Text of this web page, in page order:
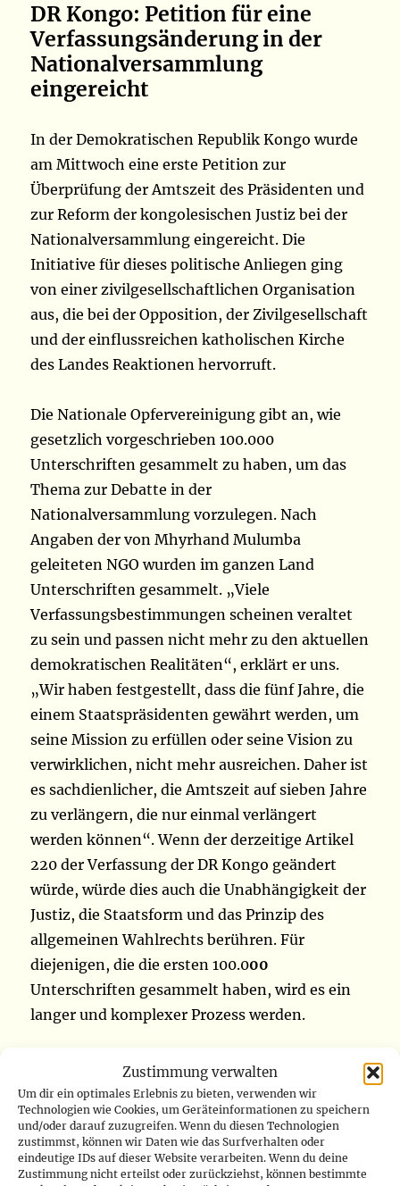
Zustimmung verwalten
Um dir ein optimales Erlebnis zu bieten, verwenden wir
Technologien wie Cookies, um Geräteinformationen zu speichern
und/oder darauf zuzugreifen. Wenn du diesen Technologien
zustimmst, können wir Daten wie das Surfverhalten oder
eindeutige IDs auf dieser Website verarbeiten. Wenn du deine
Zustimmung nicht erteilst oder zurückziehst, können bestimmte
DR Kongo: Petition für eine
Verfassungsänderung in der
Nationalversammlung
eingereicht
In der Demokratischen Republik Kongo wurde
am Mittwoch eine erste Petition zur
Überprüfung der Amtszeit des Präsidenten und
zur Reform der kongolesischen Justiz bei der
Nationalversammlung eingereicht. Die
Initiative für dieses politische Anliegen ging
von einer zivilgesellschaftlichen Organisation
aus, die bei der Opposition, der Zivilgesellschaft
und der einflussreichen katholischen Kirche
des Landes Reaktionen hervorruft.
Die Nationale Opfervereinigung gibt an, wie
gesetzlich vorgeschrieben 100.000
Unterschriften gesammelt zu haben, um das
Thema zur Debatte in der
Nationalversammlung vorzulegen. Nach
Angaben der von Mhyrhand Mulumba
geleiteten NGO wurden im ganzen Land
Unterschriften gesammelt. „Viele
Verfassungsbestimmungen scheinen veraltet
zu sein und passen nicht mehr zu den aktuellen
demokratischen Realitäten“, erklärt er uns.
„Wir haben festgestellt, dass die fünf Jahre, die
einem Staatspräsidenten gewährt werden, um
seine Mission zu erfüllen oder seine Vision zu
verwirklichen, nicht mehr ausreichen. Daher ist
es sachdienlicher, die Amtszeit auf sieben Jahre
zu verlängern, die nur einmal verlängert
werden können“. Wenn der derzeitige Artikel
220 der Verfassung der DR Kongo geändert
würde, würde dies auch die Unabhängigkeit der
Justiz, die Staatsform und das Prinzip des
allgemeinen Wahlrechts berühren. Für
diejenigen, die die ersten 100.000
Unterschriften gesammelt haben, wird es ein
langer und komplexer Prozess werden.
Änderung der Verfassung oder Wechsel des
Präsidenten?
Mehrere regierungsnahe Organisationen
behaupten, dass sie sich der Nationalen